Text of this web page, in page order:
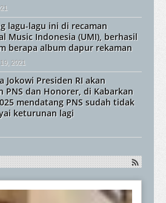
lagu-lagu ini di recaman
Music Indonesia (UMI), berhasil
berapa album dapur rekaman
2021
Jokowi Presiden RI akan
PNS dan Honorer, di Kabarkan
mendatang PNS sudah tidak
keturunan lagi